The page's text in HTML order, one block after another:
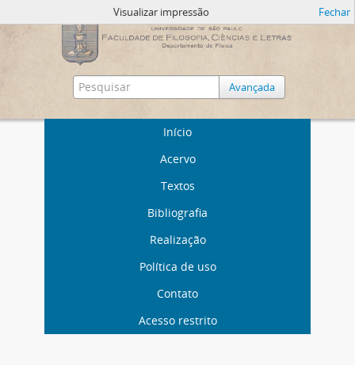
Avançada
Início
Acervo
Textos
Bibliografia
Realização
Política de uso
Contato
Acesso restrito
Visualizar impressão Fechar